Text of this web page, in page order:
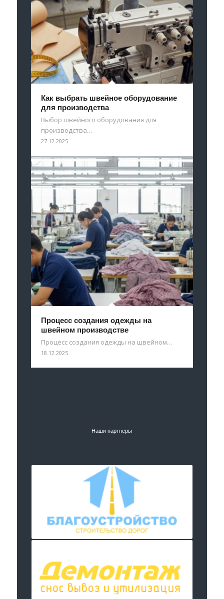
Как выбрать швейное оборудование
для производства
Выбор швейного оборудования для
производства…
27.12.2025
Процесс создания одежды на
швейном производстве
Процесс создания одежды на швейном…
18.12.2025
Наши партнеры